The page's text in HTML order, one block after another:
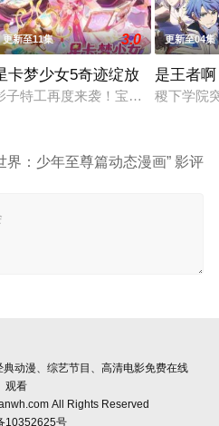
月星辰，弹指间天翻地覆。群雄
更新至11集 3.0
卡梦少女5奇迹绽放
子特工再度来袭！宝石族精灵竟然
更新至04集
是王者
稷下学院
界：少年至尊篇动态漫画” 影评
动漫、综艺节目、高清电影免费在线
观看
All Rights Reserved
10352625号